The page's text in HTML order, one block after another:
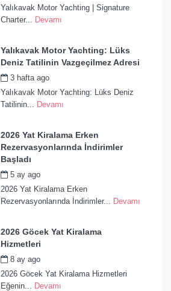
Yalıkavak Motor Yachting | Signature
Charter... Devamı
Yalıkavak Motor Yachting: Lüks
Deniz Tatilinin Vazgeçilmez Adresi
3 hafta ago
Yalıkavak Motor Yachting: Lüks Deniz
Tatilinin... Devamı
2026 Yat Kiralama Erken
Rezervasyonlarında İndirimler
Başladı
5 ay ago
2026 Yat Kiralama Erken
Rezervasyonlarında İndirimler... Devamı
2026 Göcek Yat Kiralama
Hizmetleri
8 ay ago
2026 Göcek Yat Kiralama Hizmetleri
Eğenin... Devamı